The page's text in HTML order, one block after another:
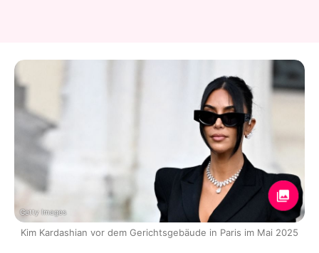
Getty Images
Kim Kardashian vor dem Gerichtsgebäude in Paris im Mai 2025